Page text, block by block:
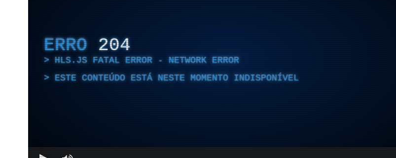
ERRO 204
HLS.JS FATAL ERROR - NETWORK ERROR
ESTE CONTEÚDO ESTÁ NESTE MOMENTO INDISPONÍVEL